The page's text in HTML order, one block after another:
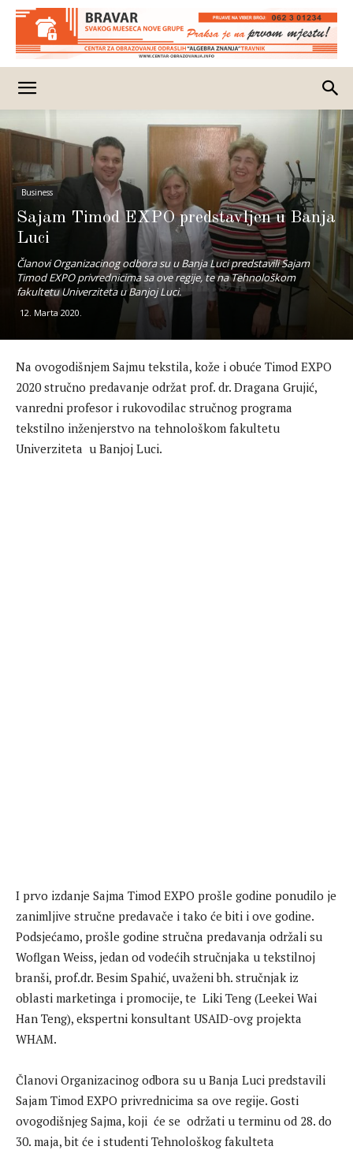
Business
Sajam Timod EXPO predstavljen u Banja
Luci
Članovi Organizacinog odbora su u Banja Luci predstavili Sajam
Timod EXPO privrednicima sa ove regije, te na Tehnološkom
fakultetu Univerziteta u Banjoj Luci.
12. Marta 2020.
Na ovogodišnjem Sajmu tekstila, kože i obuće Timod EXPO
2020 stručno predavanje održat prof. dr. Dragana Grujić,
vanredni profesor i rukovodilac stručnog programa
tekstilno inženjerstvo na tehnološkom fakultetu
Univerziteta u Banjoj Luci.
I prvo izdanje Sajma Timod EXPO prošle godine ponudilo je
zanimljive stručne predavače i tako će biti i ove godine.
Podsjećamo, prošle godine stručna predavanja održali su
Woflgan Weiss, jedan od vodećih stručnjaka u tekstilnoj
branši, prof.dr. Besim Spahić, uvaženi bh. stručnjak iz
oblasti marketinga i promocije, te Liki Teng (Leekei Wai
Han Teng), ekspertni konsultant USAID-ovg projekta
WHAM.
Članovi Organizacinog odbora su u Banja Luci predstavili
Sajam Timod EXPO privrednicima sa ove regije. Gosti
ovogodišnjeg Sajma, koji će se održati u terminu od 28. do
30. maja, bit će i studenti Tehnološkog fakulteta